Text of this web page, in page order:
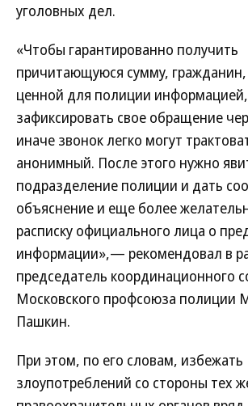
уголовных дел.
«Чтобы гарантированно получить
причитающуюся сумму,
ценной для полиции
зафиксировать свое обращение
иначе звонок легко могут
анонимный. После этого нужно
подразделение полиции и дать
объяснение и еще более
расписку официального лица о
информации»,— рекомендовал в
председатель координационного
Московского профсоюза полиции
Пашкин.
При этом, по его словам, избежать
злоупотреблений со стороны тех